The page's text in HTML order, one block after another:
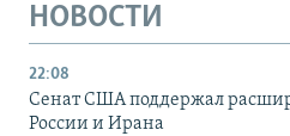
НОВОСТИ
22:08
Сенат США поддержал
России и Ирана